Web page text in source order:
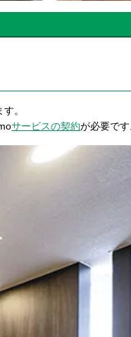
。
サービスの契約が必要です